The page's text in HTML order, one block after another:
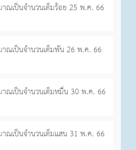
ณเป็นจำนวนเต็มร้อย 25 พ.ค. 66
าณเป็นจำนวนเต็มพัน 26 พ.ค. 66
าณเป็นจำนวนเต็มหมื่น 30 พ.ค. 66
าณเป็นจำนวนเต็มแสน 31 พ.ค. 66